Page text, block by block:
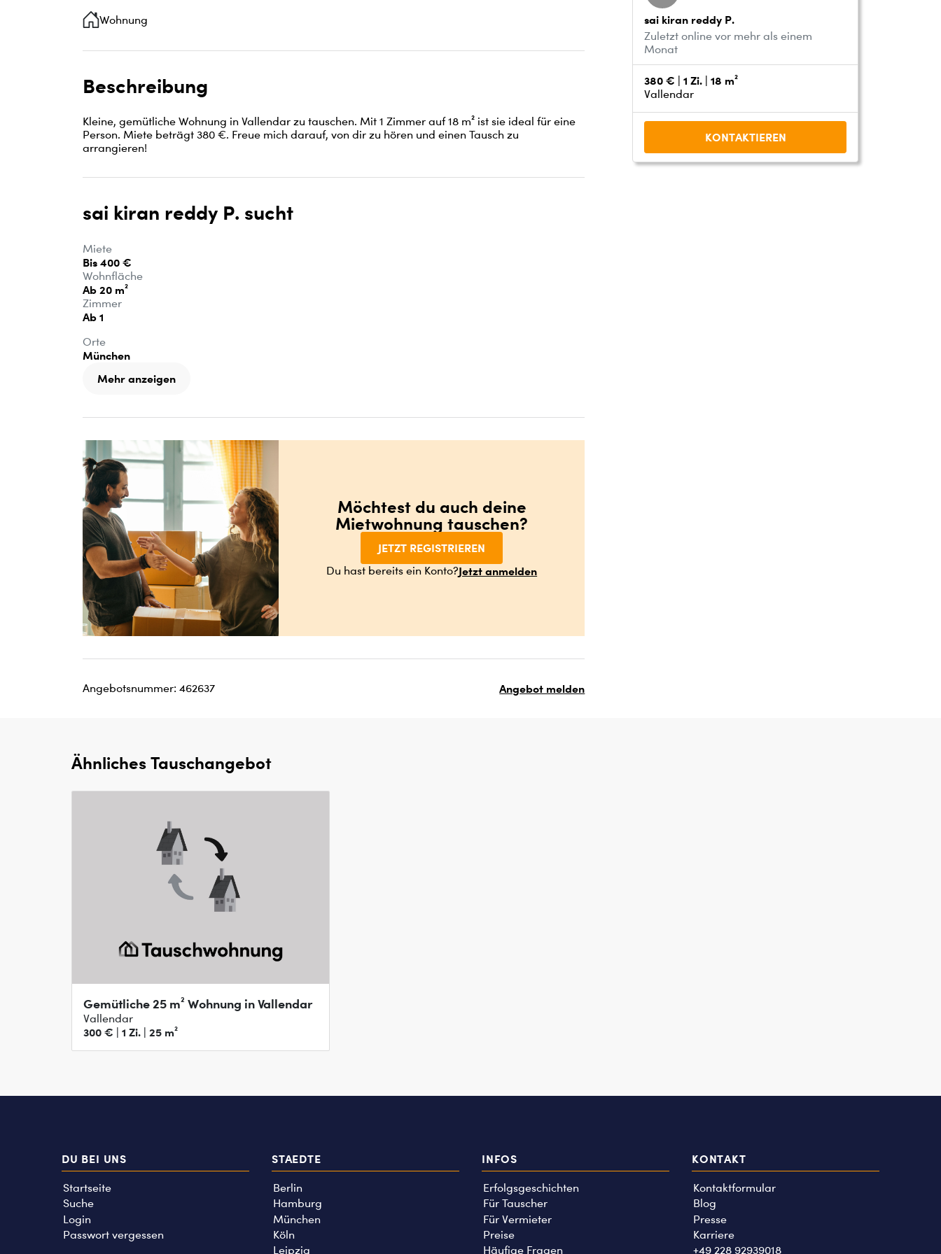
Wohnung
Beschreibung
Kleine, gemütliche Wohnung in Vallendar zu tauschen. Mit 1 Zimmer auf 18 m² ist sie ideal für eine
Person. Miete beträgt 380 €. Freue mich darauf, von dir zu hören und einen Tausch zu
arrangieren!
sai kiran reddy P. sucht
Miete
Bis 400 €
Wohnfläche
Ab 20 m²
Zimmer
Ab 1
Orte
München
Mehr anzeigen
Möchtest du auch deine
Mietwohnung tauschen?
JETZT REGISTRIEREN
Du hast bereits ein Konto?Jetzt anmelden
Angebotsnummer: 462637 Angebot melden
sai kiran reddy P.
Zuletzt online vor mehr als einem
Monat
380 € | 1 Zi. | 18 m²
Vallendar
KONTAKTIEREN
Ähnliches Tauschangebot
Gemütliche 25 m² Wohnung in Vallendar
Vallendar
300 € | 1 Zi. | 25 m²
DU BEI UNS
Startseite
Suche
Login
Passwort vergessen
STAEDTE
Berlin
Hamburg
München
Köln
Leipzig
INFOS
Erfolgsgeschichten
Für Tauscher
Für Vermieter
Preise
Häufige Fragen
KONTAKT
Kontaktformular
Blog
Presse
Karriere
+49 228 92939018